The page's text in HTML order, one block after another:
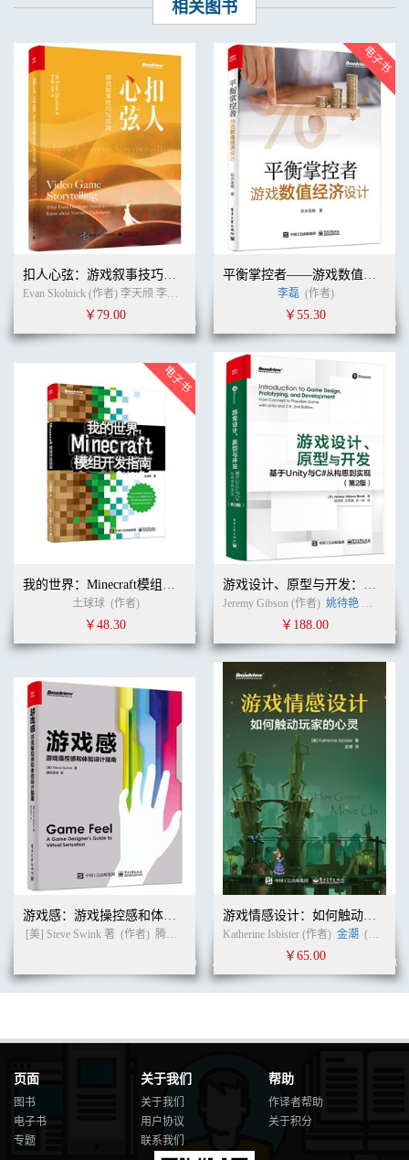
相关图书
扣人心弦：游戏叙事技巧与实践
Evan Skolnick (作者) 李天颀 李享 (译者)
￥79.00
平衡掌控者——游戏数值经济设计
李磊 (作者)
￥55.30
我的世界：Minecraft模组开发指南
土球球 (作者)
￥48.30
游戏设计、原型与开发：基于Unity与C#从构思到实现（第2版）
Jeremy Gibson (作者) 姚待艳 刘思嘉
￥188.00
游戏感：游戏操控感和体验设计指南
[美] Steve Swink 著 (作者) 腾讯游戏 译 (译者)
游戏情感设计：如何触动玩家的心灵
Katherine Isbister (作者) 金潮 (译者)
￥65.00
页面
图书
电子书
专题
关于我们
关于我们
用户协议
联系我们
帮助
作译者帮助
关于积分